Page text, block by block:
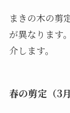
まきの木の剪
が異なります
介します。
春の剪定（3